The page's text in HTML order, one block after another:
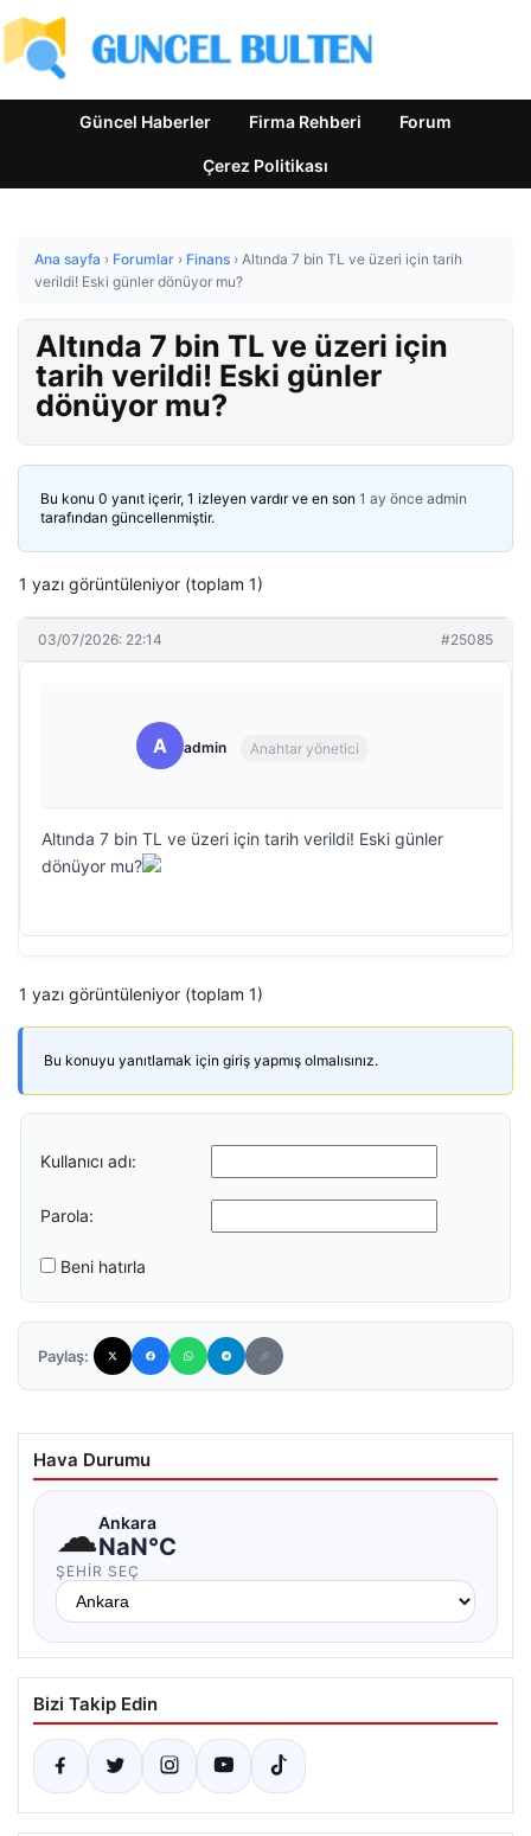
Güncel Haberler Firma Rehberi Forum
Çerez Politikası
Ana sayfa › Forumlar › Finans › Altında 7 bin TL ve üzeri için tarih
verildi! Eski günler dönüyor mu?
Altında 7 bin TL ve üzeri için
tarih verildi! Eski günler
dönüyor mu?
Bu konu 0 yanıt içerir, 1 izleyen vardır ve en son 1 ay önce admin
tarafından güncellenmiştir.
1 yazı görüntüleniyor (toplam 1)
03/07/2026: 22:14 #25085
A admin Anahtar yönetici
Altında 7 bin TL ve üzeri için tarih verildi! Eski günler
dönüyor mu?
1 yazı görüntüleniyor (toplam 1)
Bu konuyu yanıtlamak için giriş yapmış olmalısınız.
Kullanıcı adı:
Parola:
Beni hatırla
Paylaş:
Hava Durumu
☁Ankara
NaN°C
ŞEHIR SEÇ
Bizi Takip Edin